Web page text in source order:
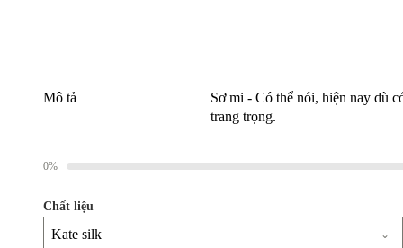
Mô tả
Sơ mi - Có thể nói, hiện nay dù
trang trọng.
0%
Chất liệu
Kate silk